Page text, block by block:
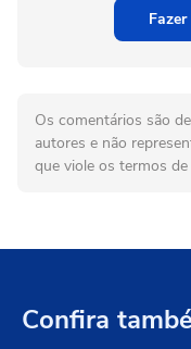
Os comentários são
autores e não
que viole os termos
Confira